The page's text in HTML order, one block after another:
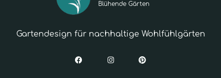
Blühende Gärten
Gartendesign für nachhaltige Wohlfühlgärten